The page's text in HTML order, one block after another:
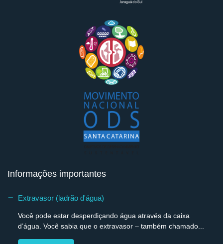
Informações importantes
Extravasor (ladrão d'água)
Você pode estar desperdiçando água através da caixa
d’água. Você sabia que o extravasor – também chamado...